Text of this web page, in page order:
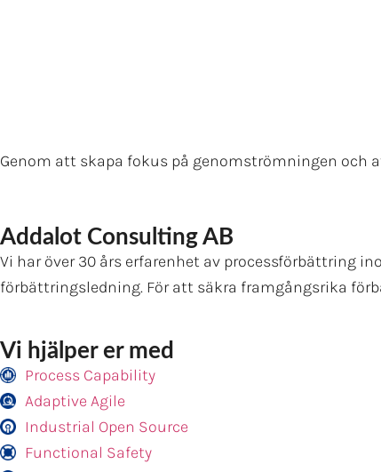
Genom att skapa fokus på genomströmningen och
Addalot Consulting AB
Vi har över 30 års erfarenhet av processförbättring
förbättringsledning. För att säkra framgångsrika
Vi hjälper er med
Process Capability
Adaptive Agile
Industrial Open Source
Functional Safety